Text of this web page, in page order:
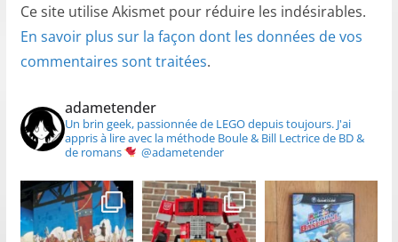
Ce site utilise Akismet pour réduire les indésirables.
En savoir plus sur la façon dont les données de vos
commentaires sont traitées.
adametender
Un brin geek, passionnée de LEGO depuis toujours.J'ai
appris à lire avec la méthode Boule & Bill Lectrice de BD &
de romans
@adametender